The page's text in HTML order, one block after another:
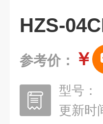
HZS-
参考价： ￥
型号：
更新时